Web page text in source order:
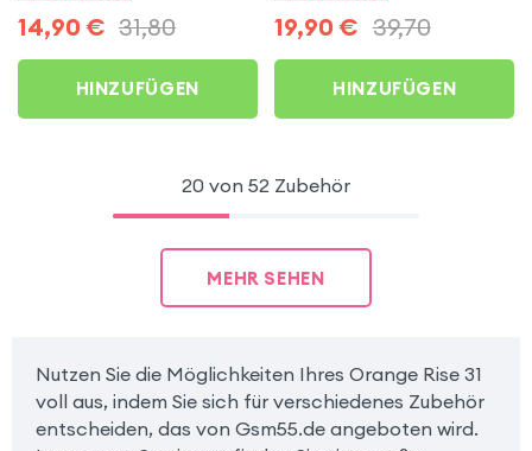
14,90 € 31,80
HINZUFÜGEN
19,90 € 39,70
HINZUFÜGEN
20 von 52 Zubehör
MEHR SEHEN
Nutzen Sie die Möglichkeiten Ihres Orange Rise 31
voll aus, indem Sie sich für verschiedenes Zubehör
entscheiden, das von Gsm55.de angeboten wird.